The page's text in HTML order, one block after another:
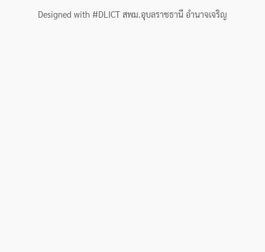
Designed with #DLICT สพม.อุบลราชธานี อำนาจเจริญ